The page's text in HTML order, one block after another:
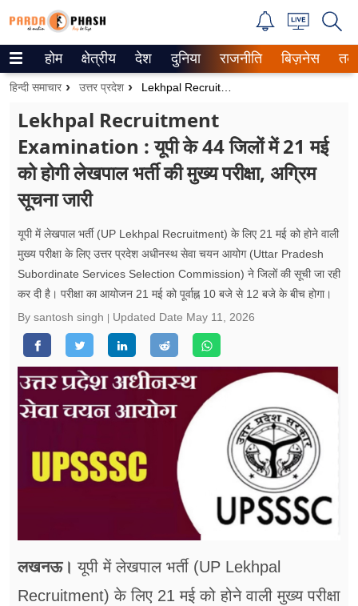
Trending on Google News
वेब स्टोरीज
उत्तर प्रदेश
वीडियो
रिलेशनशिप
जीवन मंत्रा
फूड
सेहत
जॉब्स
होम क्षेत्रीय देश दुनिया राजनीति बिज़नेस
हिन्दी समाचार उत्तर प्रदेश
Lekhpal Recruitment
Examination : यूपी के 44 जिलों में 21 मई
को होगी लेखपाल भर्ती की मुख्य परीक्षा, अग्रिम
सूचना जारी
यूपी में लेखपाल भर्ती (UP Lekhpal Recruitment) के लिए 21 मई को होने वाली
मुख्य परीक्षा के लिए उत्तर प्रदेश अधीनस्थ सेवा चयन आयोग (Uttar Pradesh
Subordinate Services Selection Commission) ने जिलों की सूची जा रही
कर दी है। परीक्षा का आयोजन 21 मई को पूर्वाह्न 10 बजे से 12 बजे के बीच होगा।
By santosh singh
Updated Date May 11, 2026
लखनऊ। यूपी में लेखपाल भर्ती (UP Lekhpal
Recruitment) के लिए 21 मई को होने वाली मुख्य परीक्षा